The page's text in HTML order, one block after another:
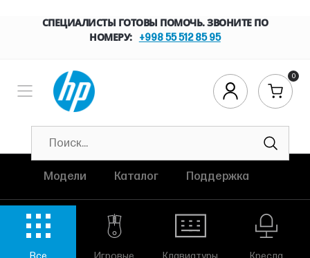
СПЕЦИАЛИСТЫ ГОТОВЫ ПОМОЧЬ. ЗВОНИТЕ ПО
НОМЕРУ:
+998 55 512 85 95
0
Модели Каталог Поддержка